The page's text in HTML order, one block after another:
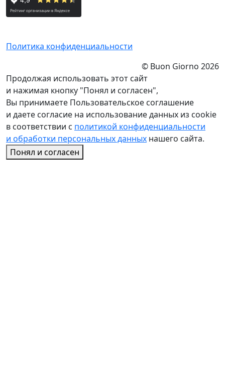
Политика конфиденциальности
© Buon Giorno 2026
Продолжая использовать этот сайт
и нажимая кнопку "Понял и согласен",
Вы принимаете Пользовательское соглашение
и даете согласие на использование данных из cookie
в соответствии с политикой конфиденциальности
и обработки персональных данных нашего сайта.
Понял и согласен